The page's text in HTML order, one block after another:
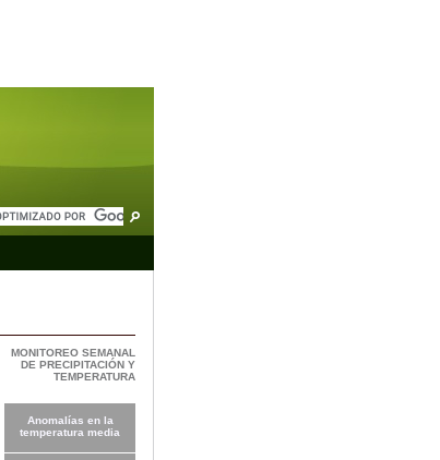
MONITOREO SEMANAL
DE PRECIPITACIÓN Y
TEMPERATURA
Anomalías en la
temperatura media